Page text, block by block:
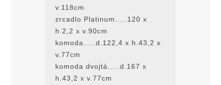
v.118cm
zrcadlo Platinum.....120 x
h.2,2 x v.90cm
komoda.....d.122,4 x h.43,2 x
v.77cm
komoda dvojtá.....d.167 x
h.43,2 x v.77cm